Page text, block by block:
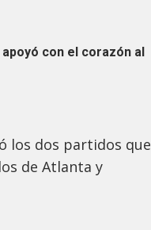
con el corazón al
los dos partidos que
de Atlanta y